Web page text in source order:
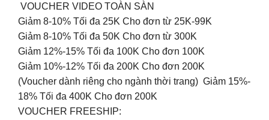
VOUCHER VIDEO TOÀN SÀN
Giảm 8-10% Tối đa 25K Cho đơn từ 25K-99K
Giảm 8-10% Tối đa 50K Cho đơn từ 300K
Giảm 12%-15% Tối đa 100K Cho đơn 100K
Giảm 10%-12% Tối đa 200K Cho đơn 200K
(Voucher dành riêng cho ngành thời trang) Giảm 15%-
18% Tối đa 400K Cho đơn 200K
VOUCHER FREESHIP: